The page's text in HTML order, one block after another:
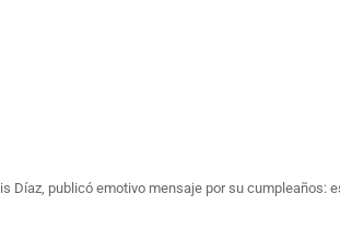
Díaz, publicó emotivo mensaje por su cumpleaños: